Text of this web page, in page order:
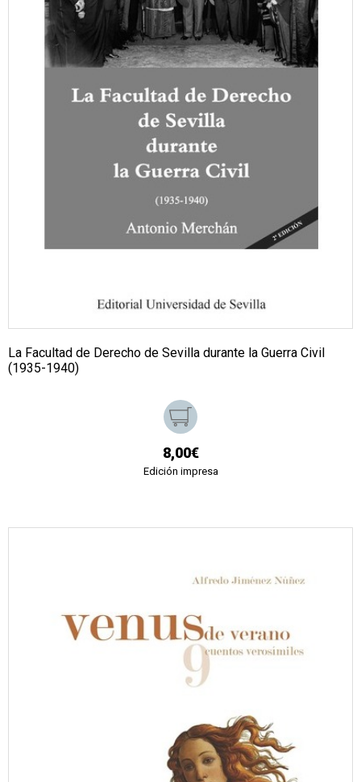
La Facultad de Derecho de Sevilla durante la Guerra Civil
(1935-1940)
8,00€
Edición impresa